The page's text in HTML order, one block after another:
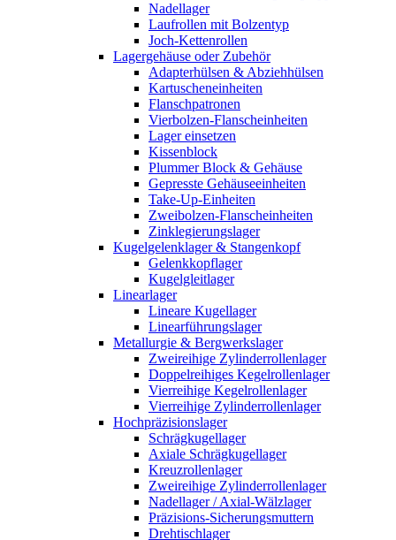
Nadellager
Laufrollen mit Bolzentyp
Joch-Kettenrollen
Lagergehäuse oder Zubehör
Adapterhülsen & Abziehhülsen
Kartuscheneinheiten
Flanschpatronen
Vierbolzen-Flanscheinheiten
Lager einsetzen
Kissenblock
Plummer Block & Gehäuse
Gepresste Gehäuseeinheiten
Take-Up-Einheiten
Zweibolzen-Flanscheinheiten
Zinklegierungslager
Kugelgelenklager & Stangenkopf
Gelenkkopflager
Kugelgleitlager
Linearlager
Lineare Kugellager
Linearführungslager
Metallurgie & Bergwerkslager
Zweireihige Zylinderrollenlager
Doppelreihiges Kegelrollenlager
Vierreihige Kegelrollenlager
Vierreihige Zylinderrollenlager
Hochpräzisionslager
Schrägkugellager
Axiale Schrägkugellager
Kreuzrollenlager
Zweireihige Zylinderrollenlager
Nadellager / Axial-Wälzlager
Präzisions-Sicherungsmuttern
Drehtischlager